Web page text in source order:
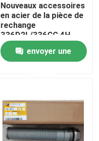
Nouveaux accessoires
en acier de la pièce de
rechange
336D2L/336GC 4H-
6112 d'excavatrice
envoyer une